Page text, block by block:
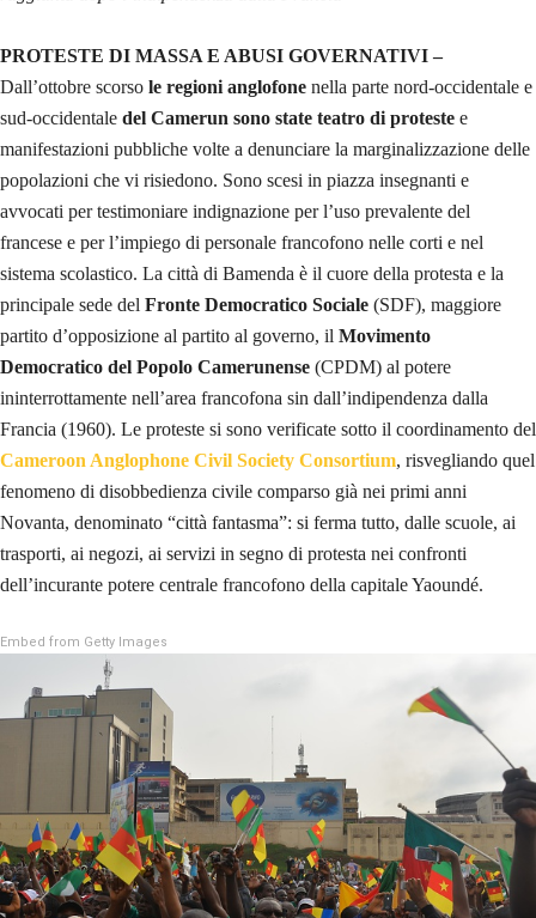
PROTESTE DI MASSA E ABUSI GOVERNATIVI –
Dall’ottobre scorso le regioni anglofone nella parte nord-occidentale e
sud-occidentale del Camerun sono state teatro di proteste e
manifestazioni pubbliche volte a denunciare la marginalizzazione delle
popolazioni che vi risiedono. Sono scesi in piazza insegnanti e
avvocati per testimoniare indignazione per l’uso prevalente del
francese e per l’impiego di personale francofono nelle corti e nel
sistema scolastico. La città di Bamenda è il cuore della protesta e la
principale sede del Fronte Democratico Sociale (SDF), maggiore
partito d’opposizione al partito al governo, il Movimento
Democratico del Popolo Camerunense (CPDM) al potere
ininterrottamente nell’area francofona sin dall’indipendenza dalla
Francia (1960). Le proteste si sono verificate sotto il coordinamento del
Cameroon Anglophone Civil Society Consortium, risvegliando quel
fenomeno di disobbedienza civile comparso già nei primi anni
Novanta, denominato “città fantasma”: si ferma tutto, dalle scuole, ai
trasporti, ai negozi, ai servizi in segno di protesta nei confronti
dell’incurante potere centrale francofono della capitale Yaoundé.
Embed from Getty Images